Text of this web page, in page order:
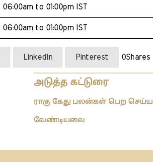
06:00am to 01:00pm IST
06:00am to 01:00pm IST
LinkedIn Pinterest 0Shares
அடுத்த கட்டுரை
ராகு கேது பலன்கள் பெற செய்ய
வேண்டியவை